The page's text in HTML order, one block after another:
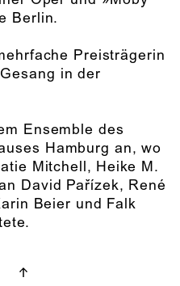
Berlin.
Preisträgerin
in der
Ensemble des
Hamburg an, wo
Mitchell, Heike M.
David Pařízek, René
Beier und Falk